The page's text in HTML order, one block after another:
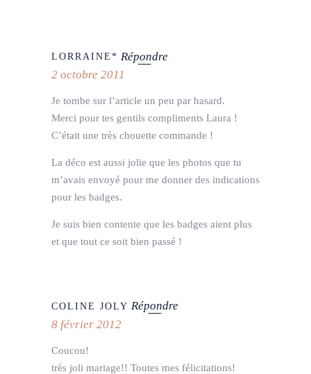
LORRAINE* Répondre
2 octobre 2011
Je tombe sur l’article un peu par hasard.
Merci pour tes gentils compliments Laura !
C’était une très chouette commande !
La déco est aussi jolie que les photos que tu
m’avais envoyé pour me donner des indications
pour les badges.
Je suis bien contente que les badges aient plus
et que tout ce soit bien passé !
COLINE JOLY Répondre
8 février 2012
Coucou!
très joli mariage!! Toutes mes félicitations!